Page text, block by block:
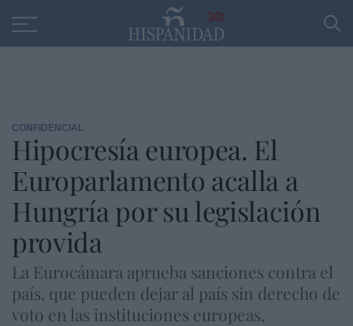
30
CONFIDENCIAL
Hipocresía europea. El
Europarlamento acalla a
Hungría por su legislación
provida
La Eurocámara aprueba sanciones contra el
país, que pueden dejar al país sin derecho de
voto en las instituciones europeas.